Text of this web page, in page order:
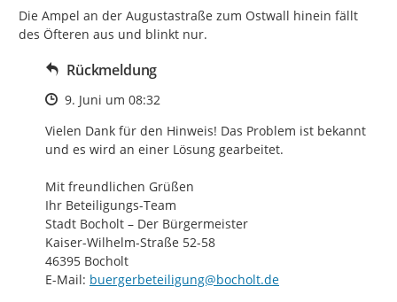
Die Ampel an der Augustastraße zum Ostwall hinein fällt
des Öfteren aus und blinkt nur.
Rückmeldung
Zeitpunkt des Erstellens
9. Juni um 08:32
Vielen Dank für den Hinweis! Das Problem ist bekannt
und es wird an einer Lösung gearbeitet.
Mit freundlichen Grüßen
Ihr Beteiligungs-Team
Stadt Bocholt – Der Bürgermeister
Kaiser-Wilhelm-Straße 52-58
46395 Bocholt
E-Mail: buergerbeteiligung@bocholt.de